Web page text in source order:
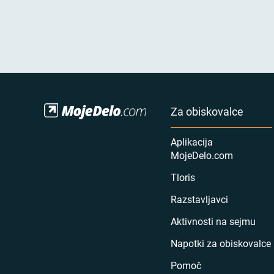
Za obiskovalce
Aplikacija
MojeDelo.com
Tloris
Razstavljavci
Aktivnosti na sejmu
Napotki za obiskovalce
Pomoč